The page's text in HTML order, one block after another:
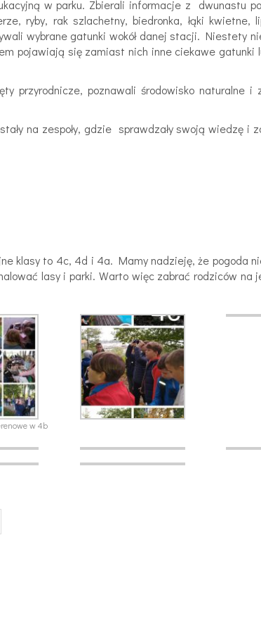
w parku. Zbierali informacje z dwunastu
ryby, rak szlachetny, biedronka, łąki kwietne,
wybrane gatunki wokół danej stacji. Niestety
pojawiają się zamiast nich inne ciekawe gatunki
przyrodnicze, poznawali środowisko naturalne i
na zespoły, gdzie sprawdzały swoją wiedzę i
klasy to 4c, 4d i 4a. Mamy nadzieję, że pogoda
lasy i parki. Warto więc zabrać rodziców na
w 4b